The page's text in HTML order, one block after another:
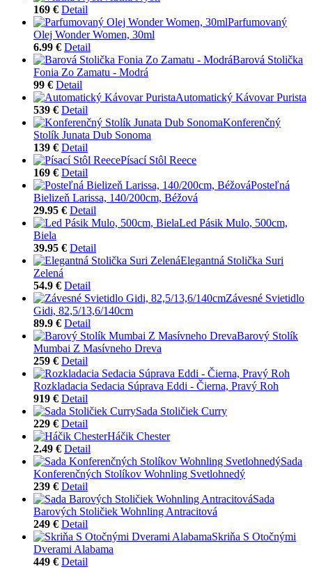
169 € Detail
Parfumovaný
Olej Wonder Women, 30ml
6.99 € Detail
Barová Stolička
Fonia Zo Zamatu - Modrá
99 € Detail
Automatický Kávovar Purista
539 € Detail
Konferenčný
Stolík Junata Dub Sonoma
139 € Detail
Písací Stôl Reece
169 € Detail
Posteľná
Bielizeň Larissa, 140/200cm, Béžová
29.95 € Detail
Led Pásik Mulo, 500cm,
Biela
39.95 € Detail
Elegantná Stolička Suri
Zelená
54.9 € Detail
Závesné Svietidlo
Gidi, 82,5/13,6/140cm
89.9 € Detail
Barový Stolík
Mumbai Z Masívneho Dreva
259 € Detail
Rozkladacia Sedacia Súprava Eddi - Čierna, Pravý Roh
919 € Detail
Sada Stoličiek Curry
229 € Detail
Háčik Chester
2.49 € Detail
Sada
Konferenčných Stolíkov Wohnling Svetlohnedý
239 € Detail
Sada
Barových Stoličiek Wohnling Antracitová
249 € Detail
Skriňa S Otočnými
Dverami Alabama
449 € Detail